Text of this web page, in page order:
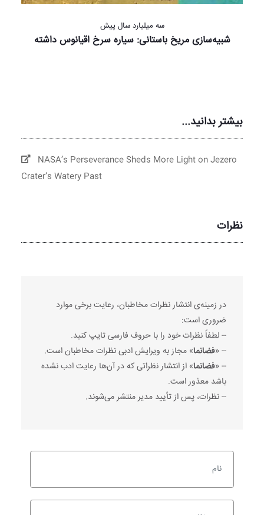
سه میلیارد سال پیش
شبیه‌سازی مریخ باستانی: سیاره سرخ اقیانوس داشته
بیشتر بدانید...
NASA’s Perseverance Sheds More Light on Jezero
Crater’s Watery Past
نظرات
در زمینه‌ی انتشار نظرات مخاطبان، رعایت برخی موارد
ضروری است:
-- لطفاً نظرات خود را با حروف فارسی تایپ کنید.
-- «فضانما» مجاز به ویرایش ادبی نظرات مخاطبان است.
-- «فضانما» از انتشار نظراتی که در آن‌ها رعایت ادب نشده
باشد معذور است.
-- نظرات، پس از تأیید مدیر منتشر می‌شوند.